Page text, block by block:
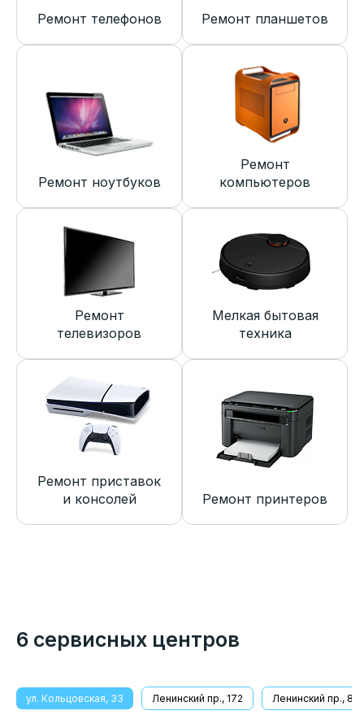
Ремонт телефонов Ремонт планшетов
Ремонт ноутбуков
Ремонт
компьютеров
Ремонт
телевизоров
Мелкая бытовая
техника
Ремонт приставок
и консолей
Ремонт принтеров
6 сервисных центров
ул. Кольцовская, 33 Ленинский пр., 172 Ленинский пр., 8/1